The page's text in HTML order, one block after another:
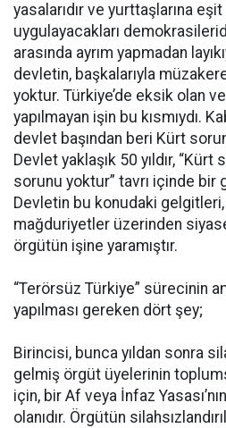
yasalarıdır ve yurttaşlarına
uygulayacakları
arasında ayrım yapmadan
devletin, başkalarıyla
yoktur. Türkiye’de eksik olan
yapılmayan işin bu kısmıydı.
devlet başından beri Kürt
Devlet yaklaşık 50 yıldır, “Kürt
sorunu yoktur” tavrı içinde bir
Devletin bu konudaki gelgitleri,
mağduriyetler üzerinden
örgütün işine yaramıştır.
“Terörsüz Türkiye” sürecinin
yapılması gereken dört şey;
Birincisi, bunca yıldan sonra
gelmiş örgüt üyelerinin
için, bir Af veya İnfaz
olanıdır. Örgütün